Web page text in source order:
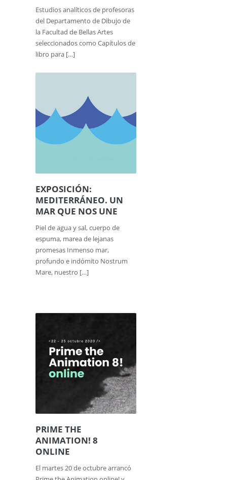
Estudios analíticos de profesoras
del Departamento de Dibujo de
la Facultad de Bellas Artes
seleccionados como Capítulos de
libro para […]
EXPOSICIÓN:
MEDITERRÁNEO. UN
MAR QUE NOS UNE
Piel de agua y sal, cuerpo de
espuma, marea de lejanas
promesas Inmenso mar,
profundo e indómito Nostrum
Mare, nuestro […]
PRIME THE
ANIMATION! 8
ONLINE
El martes 20 de octubre arrancó